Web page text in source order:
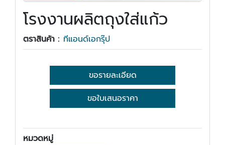
โรงงานผลิตถุงใส่แก้ว
ตราสินค้า : ทีแอนด์เอกรุ๊ป
ขอรายละเอียด
ขอใบเสนอราคา
หมวดหมู่